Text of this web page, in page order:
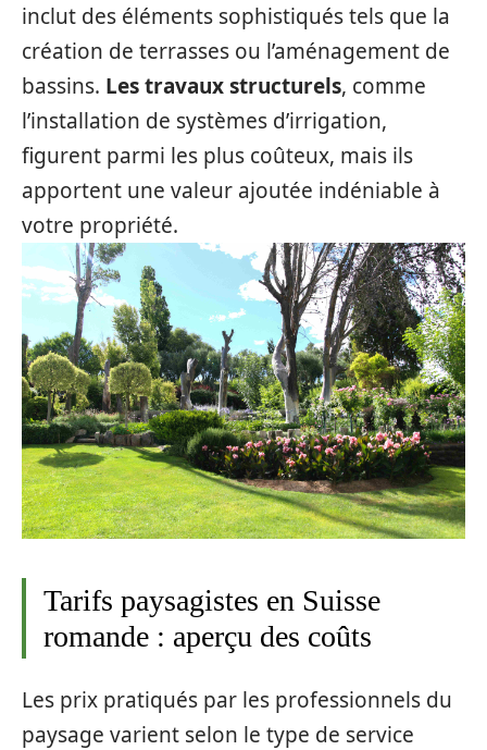
inclut des éléments sophistiqués tels que la
création de terrasses ou l’aménagement de
bassins. Les travaux structurels, comme
l’installation de systèmes d’irrigation,
figurent parmi les plus coûteux, mais ils
apportent une valeur ajoutée indéniable à
votre propriété.
Tarifs paysagistes en Suisse
romande : aperçu des coûts
Les prix pratiqués par les professionnels du
paysage varient selon le type de service